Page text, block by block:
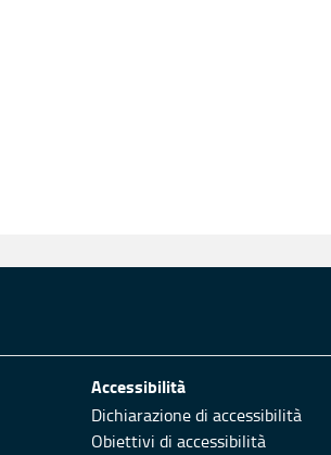
Accessibilità
Dichiarazione di accessibilità
Obiettivi di accessibilità